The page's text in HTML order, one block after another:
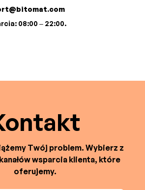
08:00 – 22:00.
Twój problem. Wybierz z
wsparcia klienta, które
oferujemy.